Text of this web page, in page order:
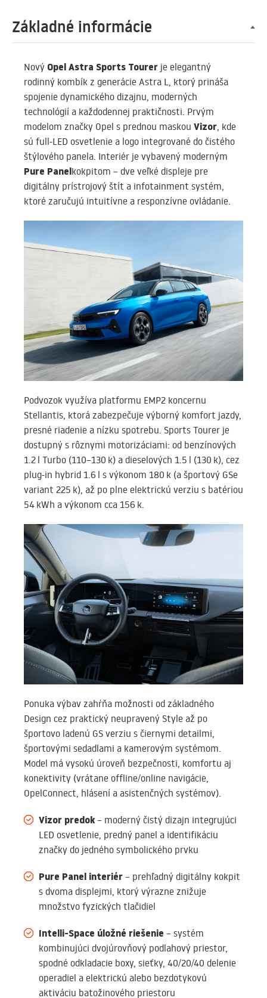
Základné informácie
Nový Opel Astra Sports Tourer je elegantný
rodinný kombík z generácie Astra L, ktorý prináša
spojenie dynamického dizajnu, moderných
technológií a každodennej praktičnosti. Prvým
modelom značky Opel s prednou maskou Vizor, kde
sú full-LED osvetlenie a logo integrované do čistého
štýlového panela. Interiér je vybavený moderným
Pure Panelkokpitom – dve veľké displeje pre
digitálny prístrojový štít a infotainment systém,
ktoré zaručujú intuitívne a responzívne ovládanie.
Podvozok využíva platformu EMP2 koncernu
Stellantis, ktorá zabezpečuje výborný komfort jazdy,
presné riadenie a nízku spotrebu. Sports Tourer je
dostupný s rôznymi motorizáciami: od benzínových
1.2 l Turbo (110–130 k) a dieselových 1.5 l (130 k), cez
plug-in hybrid 1.6 l s výkonom 180 k (a športový GSe
variant 225 k), až po plne elektrickú verziu s batériou
54 kWh a výkonom cca 156 k.
Ponuka výbav zahŕňa možnosti od základného
Design cez praktický neupravený Style až po
športovo ladenú GS verziu s čiernymi detailmi,
športovými sedadlami a kamerovým systémom.
Model má vysokú úroveň bezpečnosti, komfortu aj
konektivity (vrátane offline/online navigácie,
OpelConnect, hlásení a asistenčných systémov).
Vizor predok– moderný čistý dizajn integrujúci
LED osvetlenie, predný panel a identifikáciu
značky do jedného symbolického prvku
Pure Panel interiér – prehľadný digitálny kokpit
s dvoma displejmi, ktorý výrazne znižuje
množstvo fyzických tlačidiel
Intelli-Space úložné riešenie – systém
kombinujúci dvojúrovňový podlahový priestor,
spodné odkladacie boxy, sieťky, 40/20/40 delenie
operadiel a elektrickú alebo bezdotykovú
aktiváciu batožinového priestoru